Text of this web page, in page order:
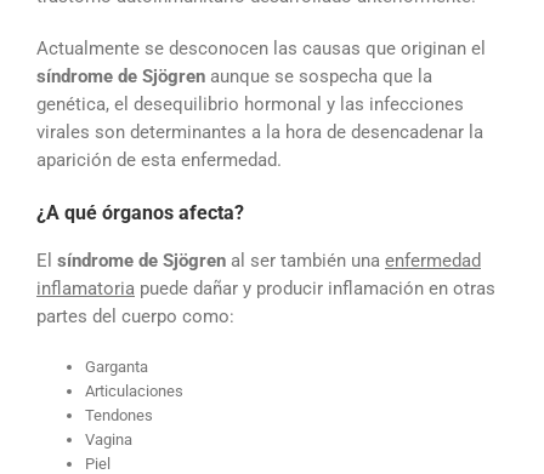
Actualmente se desconocen las causas que originan el
síndrome de Sjögren aunque se sospecha que la
genética, el desequilibrio hormonal y las infecciones
virales son determinantes a la hora de desencadenar la
aparición de esta enfermedad.
¿A qué órganos afecta?
El síndrome de Sjögren al ser también una enfermedad
inflamatoria puede dañar y producir inflamación en otras
partes del cuerpo como:
Garganta
Articulaciones
Tendones
Vagina
Piel